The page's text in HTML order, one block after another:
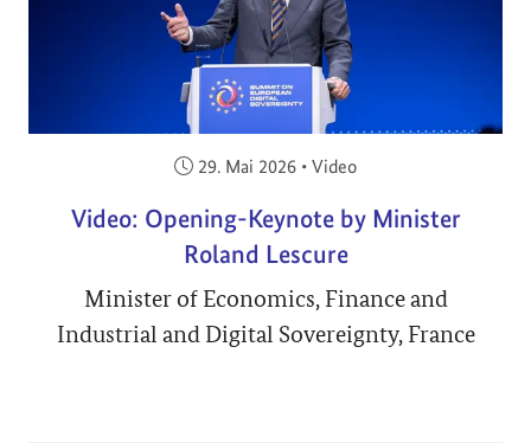
Veröffentlicht am:
29. Mai 2026 • Video
Video: Opening-Keynote by Minister
Roland Lescure
Minister of Economics, Finance and
Industrial and Digital Sovereignty, France